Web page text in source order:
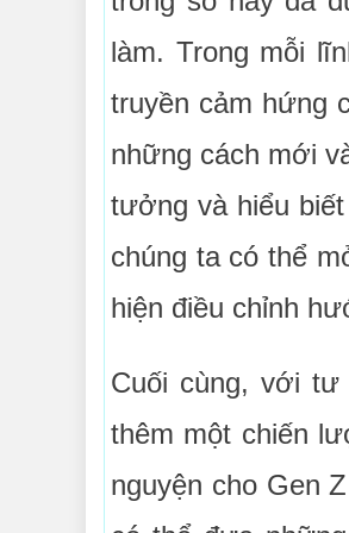
làm. Trong mỗi
truyền cảm hứng
những cách mới
tưởng và hiểu
chúng ta có thể
hiện điều chỉnh
Cuối cùng, với
thêm một chiến
nguyện cho Gen